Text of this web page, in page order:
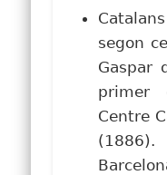
segon
Gaspar
primer
Centre